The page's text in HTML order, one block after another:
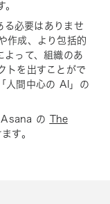
る必要はありませ
作成、より包括的
よって、組織のあ
トを出すことがで
人間中心の AI」の
Asana の
The
す。